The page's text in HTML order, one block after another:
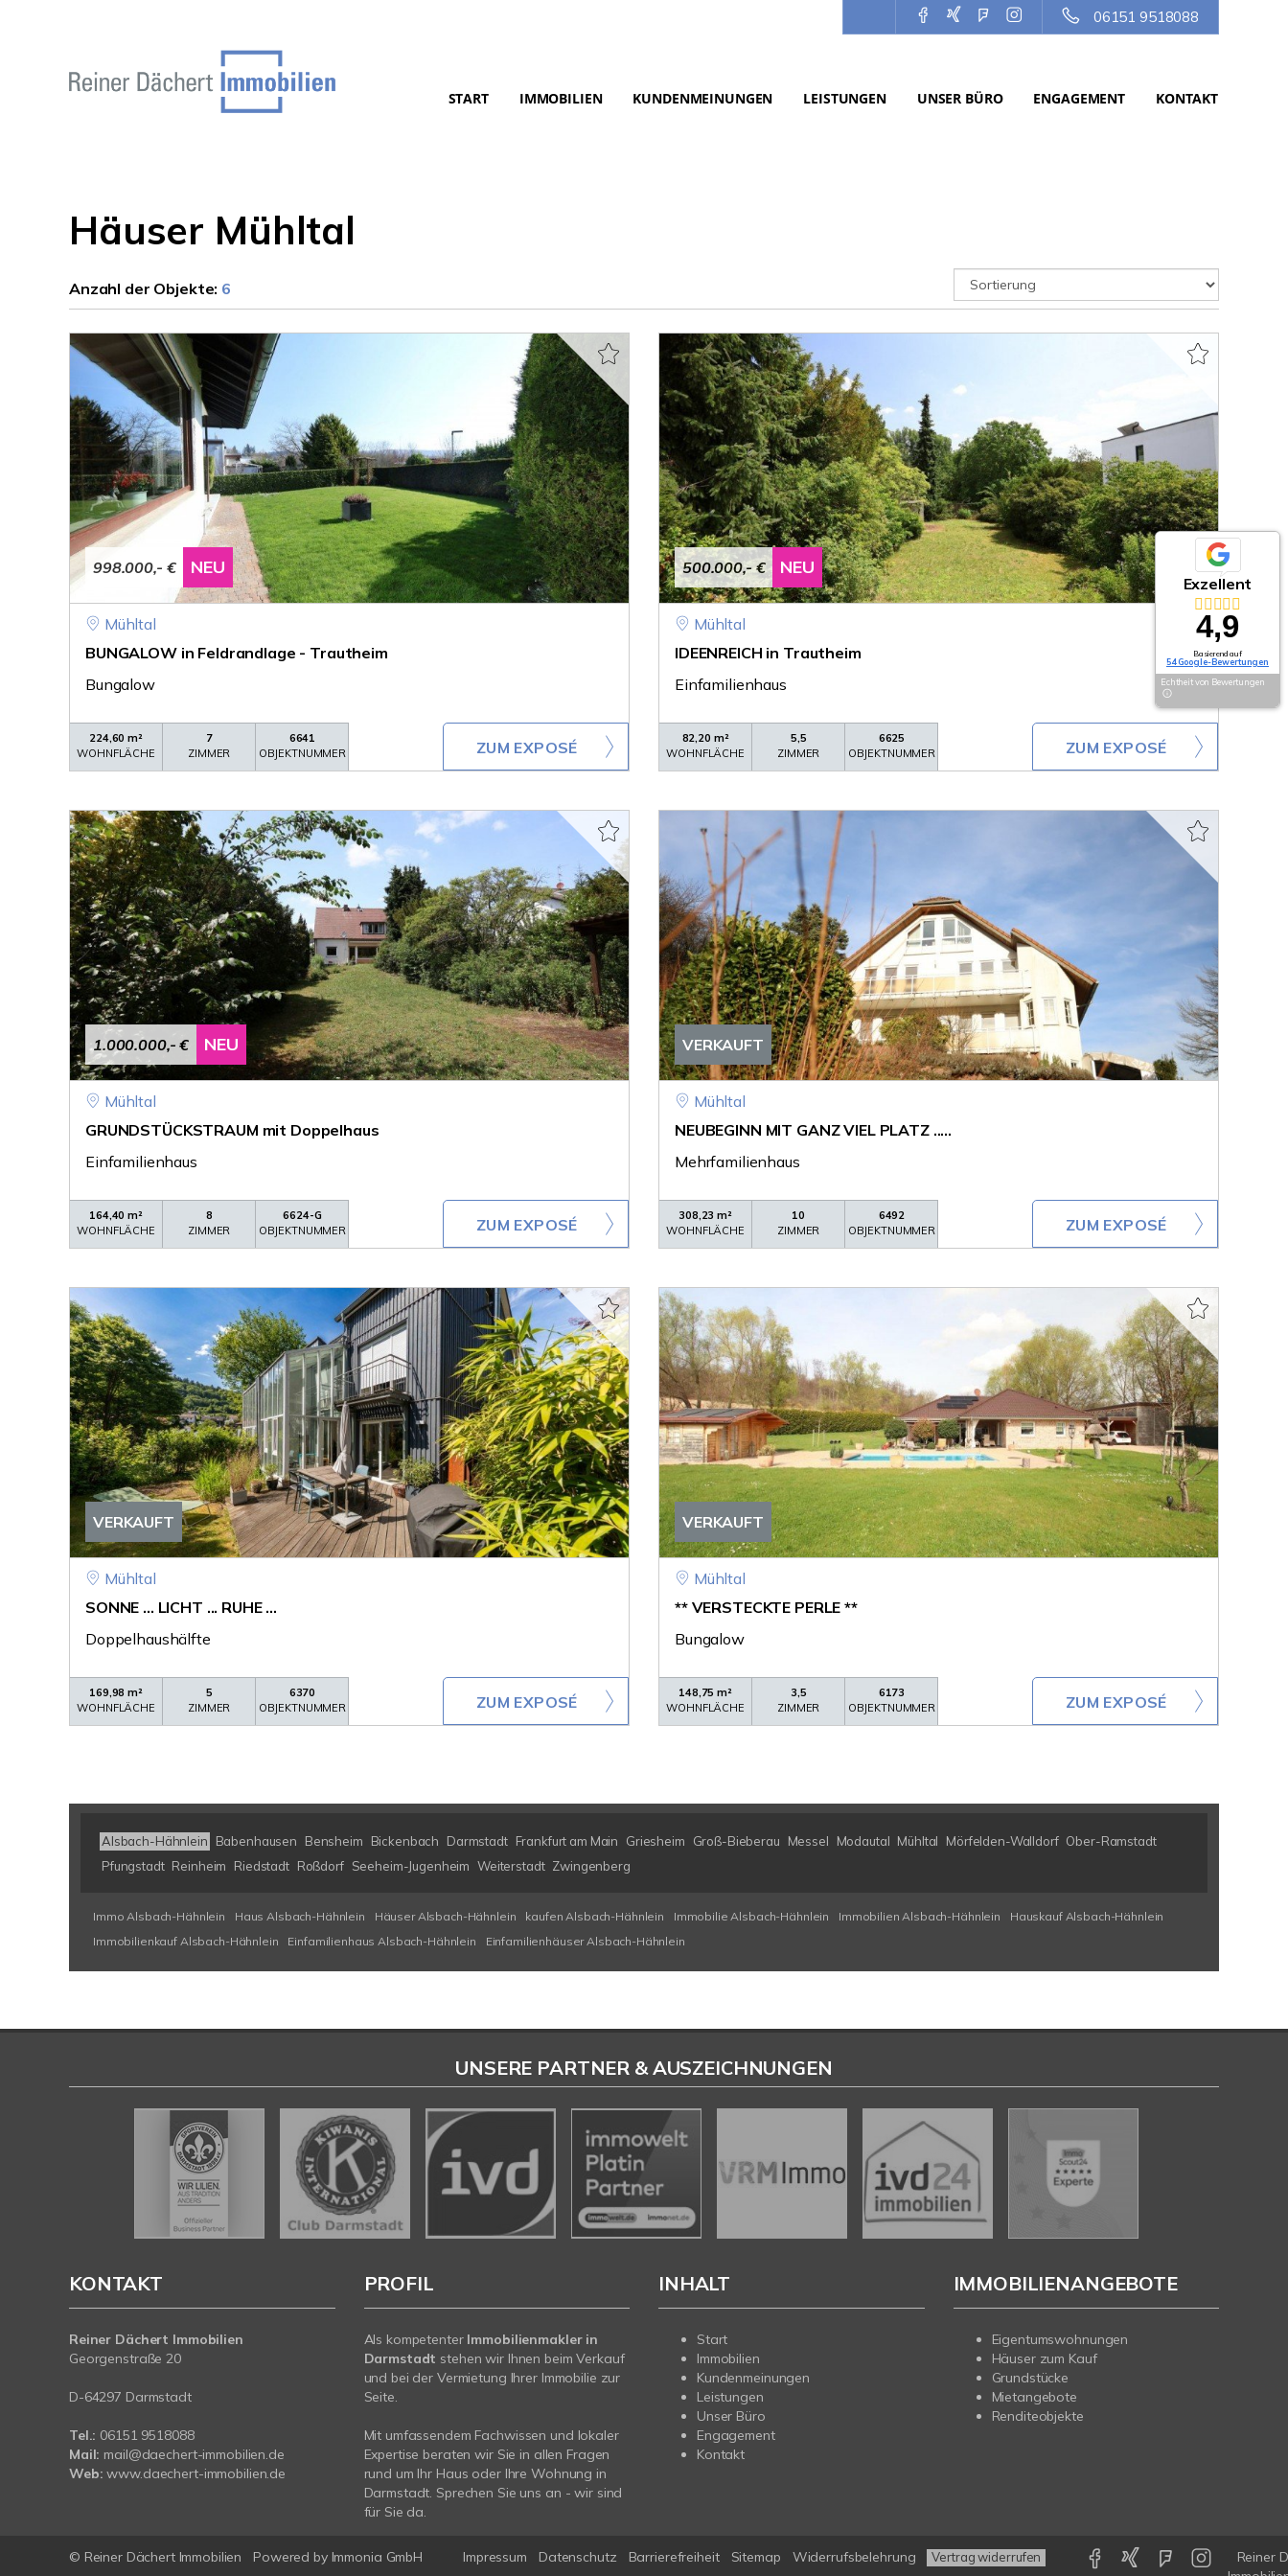
06151 9518088
START IMMOBILIEN KUNDENMEINUNGEN LEISTUNGEN UNSER BÜRO ENGAGEMENT KONTAKT
Häuser Mühltal
Anzahl der Objekte: 6
998.000,- € NEU
Mühltal
BUNGALOW in Feldrandlage - Trautheim
Bungalow
224,60 m²
WOHNFLÄCHE
7
ZIMMER
6641
OBJEKTNUMMER
ZUM EXPOSÉ
500.000,- € NEU
Mühltal
IDEENREICH in Trautheim
Einfamilienhaus
82,20 m²
WOHNFLÄCHE
5,5
ZIMMER
6625
OBJEKTNUMMER
ZUM EXPOSÉ
1.000.000,- € NEU
Mühltal
GRUNDSTÜCKSTRAUM mit Doppelhaus
Einfamilienhaus
164,40 m²
WOHNFLÄCHE
8
ZIMMER
6624-G
OBJEKTNUMMER
ZUM EXPOSÉ
VERKAUFT
Mühltal
NEUBEGINN MIT GANZ VIEL PLATZ .....
Mehrfamilienhaus
308,23 m²
WOHNFLÄCHE
10
ZIMMER
6492
OBJEKTNUMMER
ZUM EXPOSÉ
VERKAUFT
Mühltal
SONNE ... LICHT ... RUHE ...
Doppelhaushälfte
169,98 m²
WOHNFLÄCHE
5
ZIMMER
6370
OBJEKTNUMMER
ZUM EXPOSÉ
VERKAUFT
Mühltal
** VERSTECKTE PERLE **
Bungalow
148,75 m²
WOHNFLÄCHE
3,5
ZIMMER
6173
OBJEKTNUMMER
ZUM EXPOSÉ
Alsbach-Hähnlein Babenhausen Bensheim Bickenbach Darmstadt Frankfurt am Main Griesheim Groß-Bieberau Messel Modautal Mühltal Mörfelden-Walldorf Ober-Ramstadt
Pfungstadt Reinheim Riedstadt Roßdorf Seeheim-Jugenheim Weiterstadt Zwingenberg
Immo Alsbach-Hähnlein Haus Alsbach-Hähnlein Häuser Alsbach-Hähnlein kaufen Alsbach-Hähnlein Immobilie Alsbach-Hähnlein Immobilien Alsbach-Hähnlein
Hauskauf Alsbach-Hähnlein
Immobilienkauf Alsbach-Hähnlein
Einfamilienhaus Alsbach-Hähnlein Einfamilienhäuser Alsbach-Hähnlein
Exzellent
4,9
Basierend auf
54 Google-Bewertungen
Echtheit von Bewertungen
UNSERE PARTNER & AUSZEICHNUNGEN
KONTAKT
Reiner Dächert Immobilien
Georgenstraße 20
D-64297 Darmstadt
Tel.: 06151 9518088
Mail: mail@daechert-immobilien.de
Web: www.daechert-immobilien.de
PROFIL
Als kompetenter Immobilienmakler in
Darmstadt stehen wir Ihnen beim Verkauf
und bei der Vermietung Ihrer Immobilie zur
Seite.
Mit umfassendem Fachwissen und lokaler
Expertise beraten wir Sie in allen Fragen
rund um Ihr Haus oder Ihre Wohnung in
Darmstadt. Sprechen Sie uns an - wir sind
für Sie da.
INHALT
Start
Immobilien
Kundenmeinungen
Leistungen
Unser Büro
Engagement
Kontakt
IMMOBILIENANGEBOTE
Eigentumswohnungen
Häuser zum Kauf
Grundstücke
Mietangebote
Renditeobjekte
© Reiner Dächert Immobilien Powered by Immonia GmbH Impressum Datenschutz Barrierefreiheit Sitemap Widerrufsbelehrung Vertrag widerrufen
Reiner